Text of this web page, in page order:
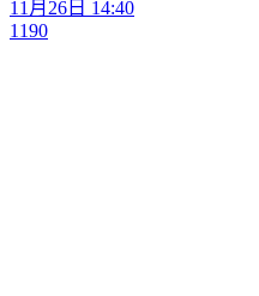
11月26日 14:40
1190